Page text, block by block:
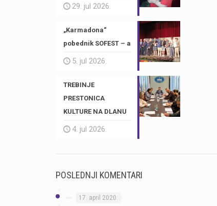
29. jul 2026.
„Karmadona“
pobednik SOFEST – a
5. jul 2026.
TREBINJE
PRESTONICA
KULTURE NA DLANU
4. jul 2026.
POSLEDNJI KOMENTARI
17. april 2020.